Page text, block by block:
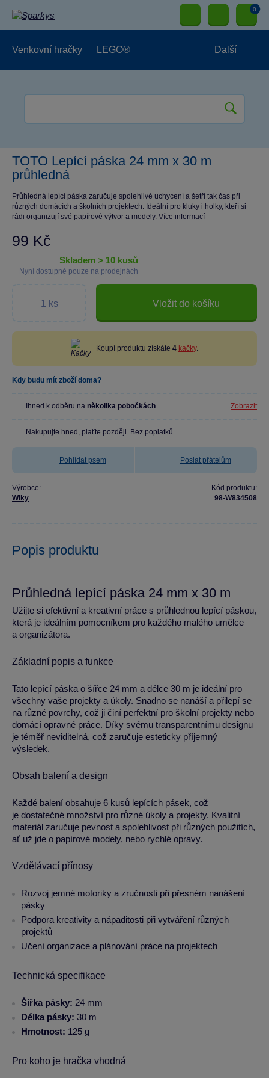
0
Venkovní hračky LEGO® Další
TOTO Lepící páska 24 mm x 30 m
průhledná
Průhledná lepící páska zaručuje spolehlivé uchycení a šetří tak čas při
různých domácích a školních projektech. Ideální pro kluky i holky, kteří si
rádi organizují své papírové výtvor a modely. Více informací
99 Kč
skladem > 10 kusů
Nyní dostupné pouze na prodejnách
Vložit do košíku
Koupí produktu získáte 4 kačky.
Kdy budu mít zboží doma?
Ihned k odběru na několika pobočkách Zobrazit
Nakupujte hned, plaťte později. Bez poplatků.
Pohlídat psem Poslat přátelům
Výrobce:
Wiky
Kód produktu:
98-W834508
Popis produktu
Průhledná lepící páska 24 mm x 30 m
Užijte si efektivní a kreativní práce s průhlednou lepící páskou,
která je ideálním pomocníkem pro každého malého umělce
a organizátora.
Základní popis a funkce
Tato lepící páska o šířce 24 mm a délce 30 m je ideální pro
všechny vaše projekty a úkoly. Snadno se nanáší a přilepí se
na různé povrchy, což ji činí perfektní pro školní projekty nebo
domácí opravné práce. Díky svému transparentnímu designu
je téměř neviditelná, což zaručuje esteticky příjemný
výsledek.
Obsah balení a design
Každé balení obsahuje 6 kusů lepících pásek, což
je dostatečné množství pro různé úkoly a projekty. Kvalitní
materiál zaručuje pevnost a spolehlivost při různých použitích,
ať už jde o papírové modely, nebo rychlé opravy.
Vzdělávací přínosy
Rozvoj jemné motoriky a zručnosti při přesném nanášení
pásky
Podpora kreativity a nápaditosti při vytváření různých
projektů
Učení organizace a plánování práce na projektech
Technická specifikace
Šířka pásky: 24 mm
Délka pásky: 30 m
Hmotnost: 125 g
Pro koho je hračka vhodná